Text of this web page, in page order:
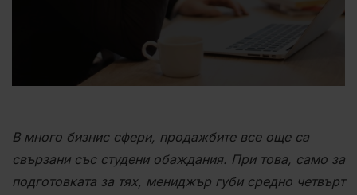
В много бизнис сфери, продажбите все още са
свързани със студени обаждания. При това, само за
подготовката за тях, мениджър губи средно четвърт